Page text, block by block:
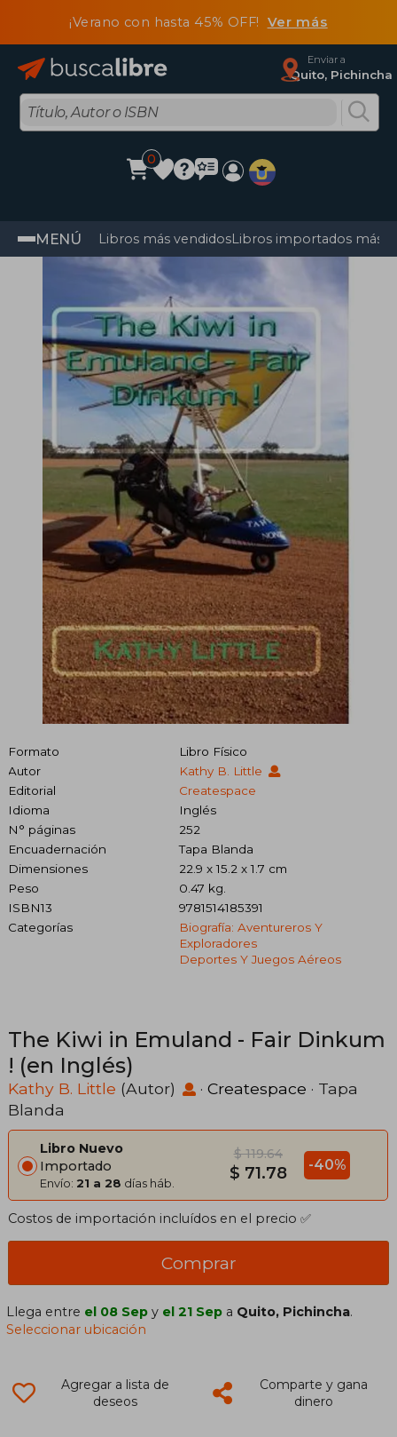
¡Verano con hasta 45% OFF! Ver más
Enviar a
Quito, Pichincha
0
MENÚ Libros más vendidosLibros importados más
Formato
Libro Físico
Autor
Kathy B. Little
Editorial
Createspace
Idioma
Inglés
N° páginas
252
Encuadernación
Tapa Blanda
Dimensiones
22.9 x 15.2 x 1.7 cm
Peso
0.47 kg.
ISBN13
9781514185391
Categorías
Biografía: Aventureros Y
Exploradores
Deportes Y Juegos Aéreos
The Kiwi in Emuland - Fair Dinkum
! (en Inglés)
Kathy B. Little (Autor) · Createspace · Tapa
Blanda
Libro Nuevo
Importado
Envío: 21 a 28 días háb.
$ 119.64
$ 71.78 -40%
Costos de importación incluídos en el precio ✅
Comprar
Llega entre el 08 Sep y el 21 Sep a Quito, Pichincha.
Seleccionar ubicación
Agregar a lista de
deseos
Comparte y gana
dinero